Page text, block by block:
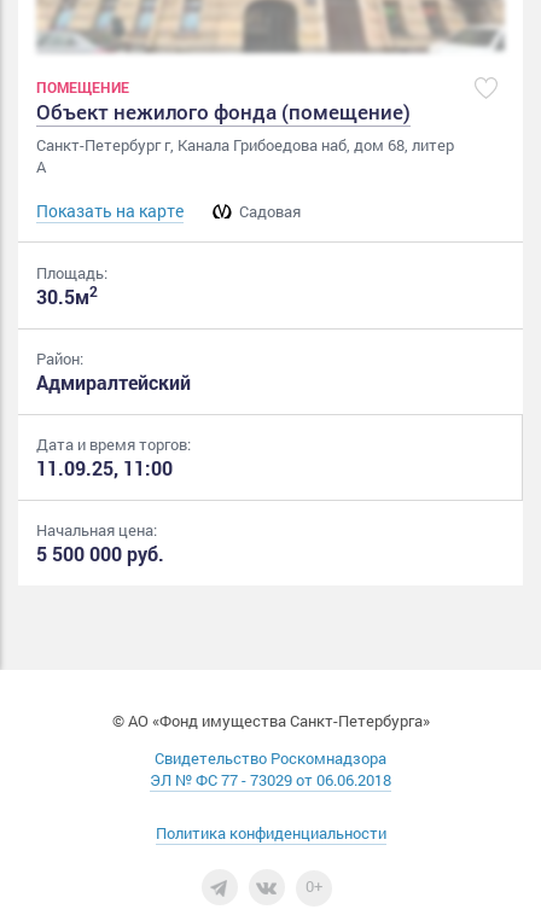
ПОМЕЩЕНИЕ
Объект нежилого фонда (помещение)
Санкт-Петербург г, Канала Грибоедова наб, дом 68, литер
А
Показать на карте Садовая
Площадь:
30.5м2
Район:
Адмиралтейский
Дата и время торгов:
11.09.25, 11:00
Начальная цена:
5 500 000 руб.
© АО «Фонд имущества Санкт-Петербурга»
Свидетельство Роскомнадзора
ЭЛ № ФС 77 - 73029 от 06.06.2018
Политика конфиденциальности
0+